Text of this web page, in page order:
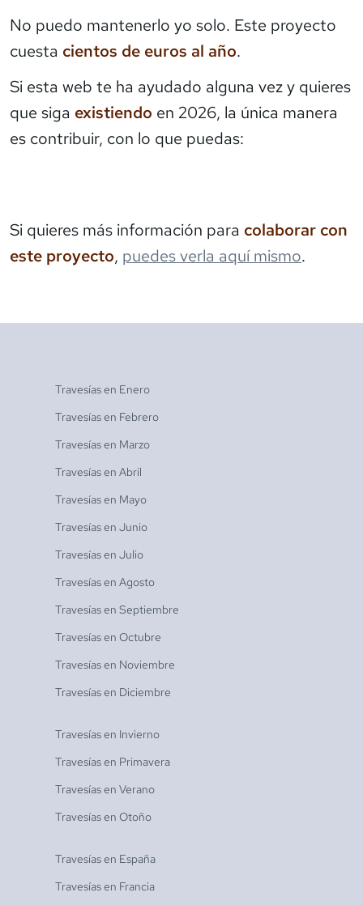
No puedo mantenerlo yo solo. Este proyecto
cuesta cientos de euros al año.
Si esta web te ha ayudado alguna vez y quieres
que siga existiendo en 2026, la única manera
es contribuir, con lo que puedas:
Si quieres más información para colaborar con
este proyecto, puedes verla aquí mismo.
Travesías en Enero
Travesías en Febrero
Travesías en Marzo
Travesías en Abril
Travesías en Mayo
Travesías en Junio
Travesías en Julio
Travesías en Agosto
Travesías en Septiembre
Travesías en Octubre
Travesías en Noviembre
Travesías en Diciembre
Travesías en Invierno
Travesías en Primavera
Travesías en Verano
Travesías en Otoño
Travesías en España
Travesías en Francia